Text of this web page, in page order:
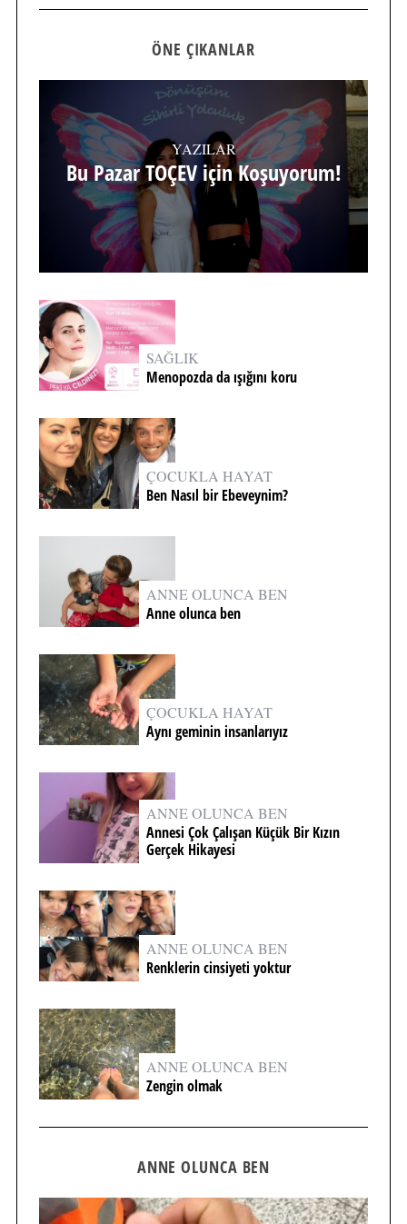
ÖNE ÇIKANLAR
YAZILAR
Bu Pazar TOÇEV için Koşuyorum!
SAĞLIK
Menopozda da ışığını koru
ÇOCUKLA HAYAT
Ben Nasıl bir Ebeveynim?
ANNE OLUNCA BEN
Anne olunca ben
ÇOCUKLA HAYAT
Aynı geminin insanlarıyız
ANNE OLUNCA BEN
Annesi Çok Çalışan Küçük Bir Kızın
Gerçek Hikayesi
ANNE OLUNCA BEN
Renklerin cinsiyeti yoktur
ANNE OLUNCA BEN
Zengin olmak
ANNE OLUNCA BEN